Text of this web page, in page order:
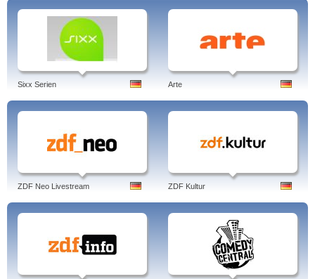
Sixx Serien Arte
ZDF Neo Livestream ZDF Kultur